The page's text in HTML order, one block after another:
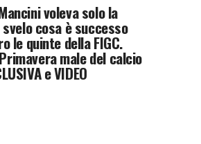
voleva solo la
cosa è successo
le quinte della FIGC.
male del calcio
e VIDEO